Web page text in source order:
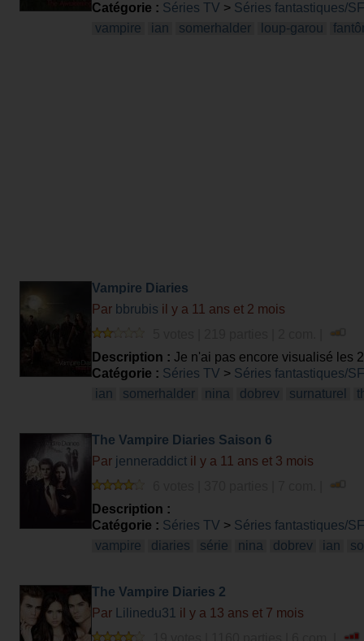
Catégorie : Séries TV > Séries fantastiques/SF
vampire
ian somerhalder loup-garou
Vampire Diaries
Par bbrubis il y a 11 ans et 2 mois
Description : Je n'ai pas encore visualisé les
Catégorie : Séries TV > Séries fantastiques/SF
ian
somerhalder nina dobrev surnaturel
The Vampire Diaries Saison 6
Par jenneraddict il y a 11 ans et 3 mois
Description :
Catégorie : Séries TV > Séries fantastiques/SF
vampire
diaries série nina dobrev ian
The Vampire Diaries 2
Par
Lilinedu31 il y a 13 ans et 7 mois